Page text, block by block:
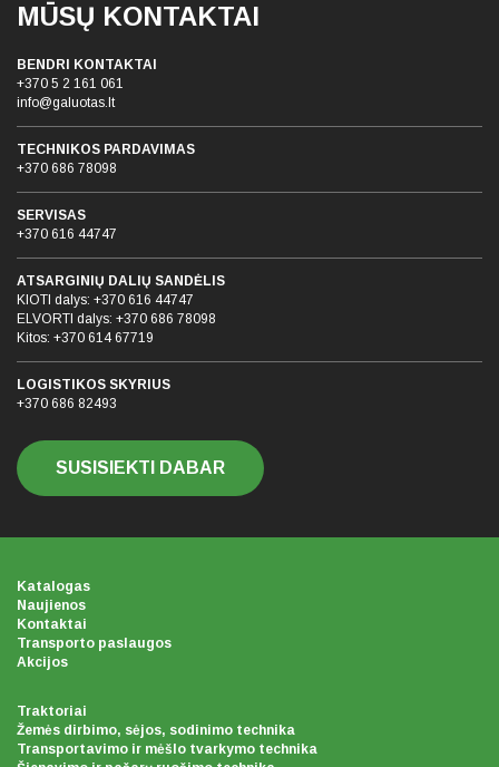
MŪSŲ KONTAKTAI
BENDRI KONTAKTAI
+370 5 2 161 061
info@galuotas.lt
TECHNIKOS PARDAVIMAS
+370 686 78098
SERVISAS
+370 616 44747
ATSARGINIŲ DALIŲ SANDĖLIS
KIOTI dalys: +370 616 44747
ELVORTI dalys: +370 686 78098
Kitos: +370 614 67719
LOGISTIKOS SKYRIUS
+370 686 82493
SUSISIEKTI DABAR
Katalogas
Naujienos
Kontaktai
Transporto paslaugos
Akcijos
Traktoriai
Žemės dirbimo, sėjos, sodinimo technika
Transportavimo ir mėšlo tvarkymo technika